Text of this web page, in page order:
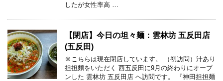
したが女性率高 …
【閉店】今日の坦々麺：雲林坊 五反田店
(五反田)
※こちらは現在閉店しています。 （初訪問）汁あり
担担麵をいただく 西五反田に9月の終わりにオープ
ンした 雲林坊 五反田店 へ訪問です。 『神田担担麺